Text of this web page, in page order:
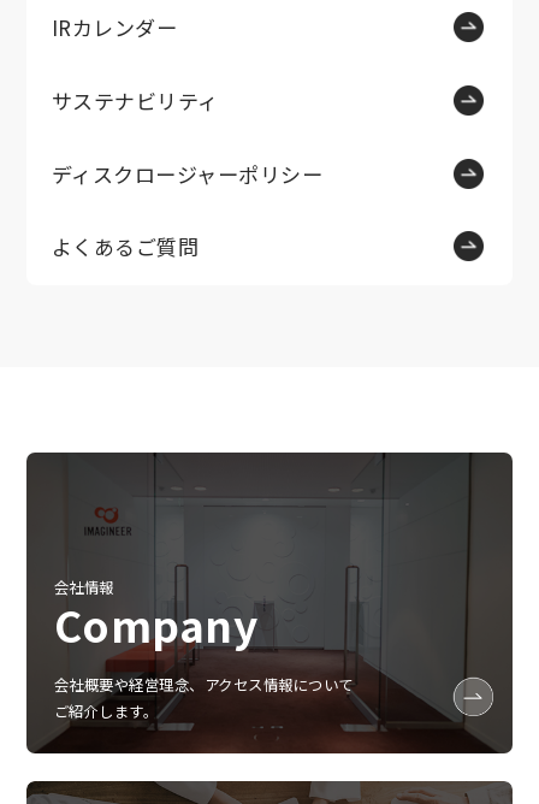
IRカレンダー
サステナビリティ
ディスクロージャーポリシー
よくあるご質問
会社情報
Company
会社概要や経営理念、アクセス情報について
ご紹介します。